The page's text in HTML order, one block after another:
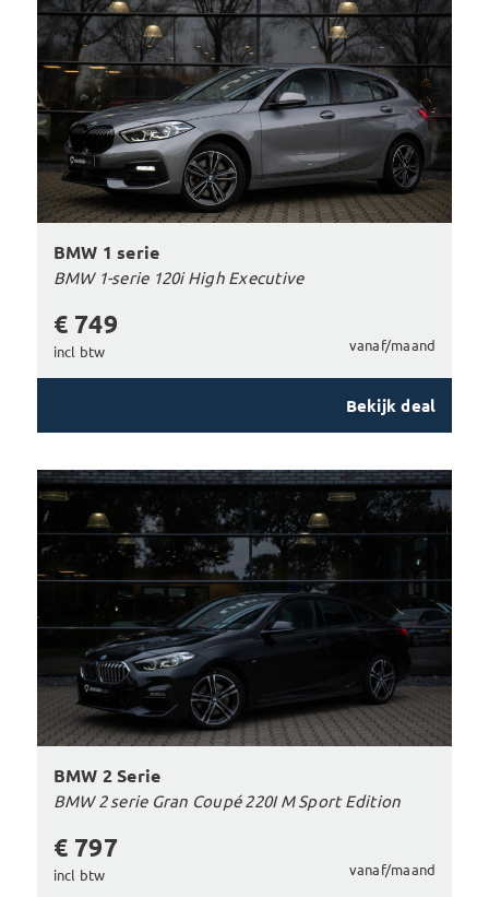
BMW 1 serie
BMW 1-serie 120i High Executive
€ 749
incl btw vanaf/maand
Bekijk deal
BMW 2 Serie
BMW 2 serie Gran Coupé 220I M Sport Edition
€ 797
incl btw vanaf/maand